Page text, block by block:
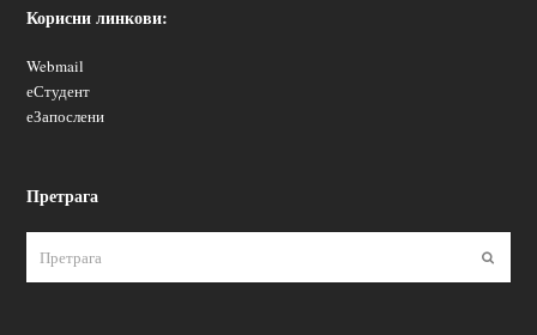
Корисни линкови:
Webmail
еСтудент
еЗапослени
Претрага